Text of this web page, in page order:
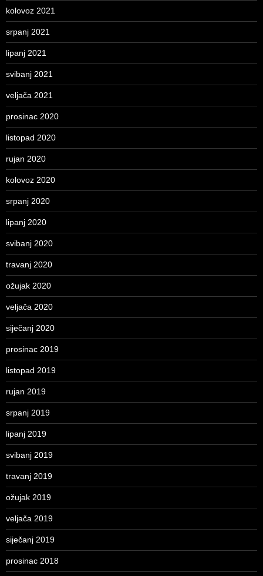
kolovoz 2021
srpanj 2021
lipanj 2021
svibanj 2021
veljača 2021
prosinac 2020
listopad 2020
rujan 2020
kolovoz 2020
srpanj 2020
lipanj 2020
svibanj 2020
travanj 2020
ožujak 2020
veljača 2020
siječanj 2020
prosinac 2019
listopad 2019
rujan 2019
srpanj 2019
lipanj 2019
svibanj 2019
travanj 2019
ožujak 2019
veljača 2019
siječanj 2019
prosinac 2018